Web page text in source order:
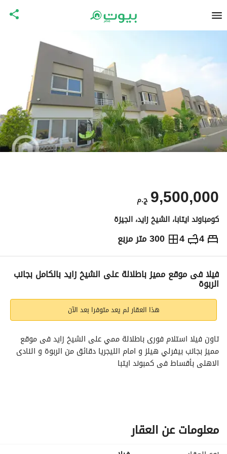
ج.م 9,500,000
كومباوند ايتابا، الشيخ زايد، الجيزة
4
4 300 متر مربع ج.م9,500,000
التفاصيل الاتجاهات والمؤشرات رهن عقاري
فيلا فى موقع مميز باطلالة على الشيخ زايد بالكامل بجانب
الربوة
هذا العقار لم يعد متوفرا بعد الآن
الاهلى بأقساط فى كمبوند ايتبا
التقسيمة:
معلومات عن العقار